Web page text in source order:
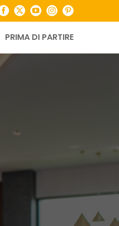
Facebook
X YouTubeInstagramPinterest
PRIMA DI PARTIRE